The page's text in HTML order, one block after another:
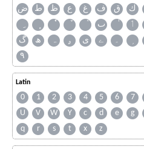
ض
ط ظ ع غ ف ق ك
ٮ
ٲ
گ
ھ ہ ۄ ی ے ۔
۹
Latin
0 1 2 3 4 5 6 7
U
V W Y c d e g
q
r s t x z